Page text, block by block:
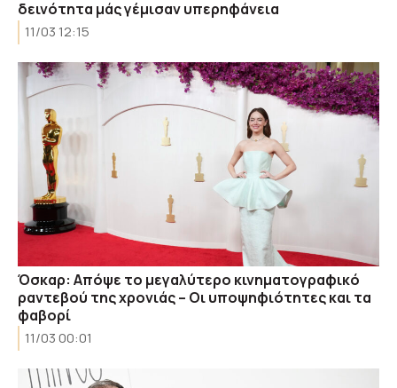
δεινότητα μάς γέμισαν υπερηφάνεια
11/03 12:15
Όσκαρ: Απόψε το μεγαλύτερο κινηματογραφικό
ραντεβού της χρονιάς – Οι υποψηφιότητες και τα
φαβορί
11/03 00:01